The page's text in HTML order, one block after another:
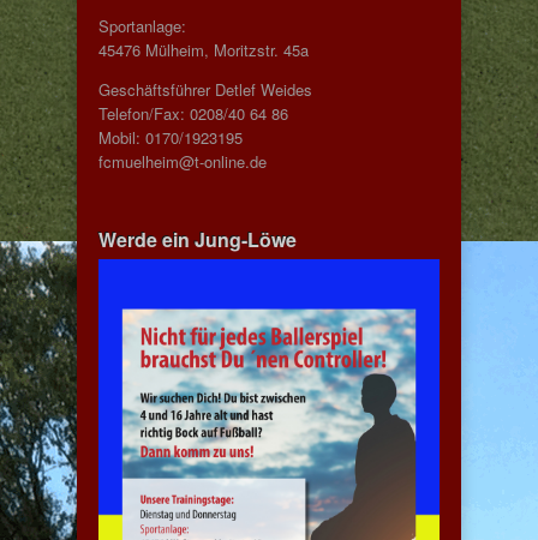
Sportanlage:
45476 Mülheim, Moritzstr. 45a
Geschäftsführer Detlef Weides
Telefon/Fax: 0208/40 64 86
Mobil: 0170/1923195
fcmuelheim@t-online.de
Werde ein Jung-Löwe